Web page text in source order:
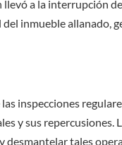
a la interrupción
inmueble allanado,
inspecciones
y sus
tales